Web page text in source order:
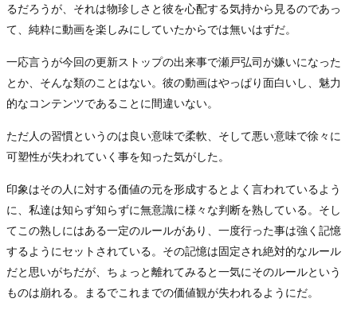
るだろうが、それは物珍しさと彼を心配する気持から見るのであっ
て、純粋に動画を楽しみにしていたからでは無いはずだ。
一応言うが今回の更新ストップの出来事で瀬戸弘司が嫌いになった
とか、そんな類のことはない。彼の動画はやっぱり面白いし、魅力
的なコンテンツであることに間違いない。
ただ人の習慣というのは良い意味で柔軟、そして悪い意味で徐々に
可塑性が失われていく事を知った気がした。
印象はその人に対する価値の元を形成するとよく言われているよう
に、私達は知らず知らずに無意識に様々な判断を熟している。そし
てこの熟しにはある一定のルールがあり、一度行った事は強く記憶
するようにセットされている。その記憶は固定され絶対的なルール
だと思いがちだが、ちょっと離れてみると一気にそのルールという
ものは崩れる。まるでこれまでの価値観が失われるようにだ。